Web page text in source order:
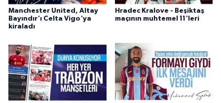
Manchester United, Altay
Bayındır'ı Celta Vigo'ya
kiraladı
Hradec Kralove - Beşiktaş
maçının muhtemel 11'leri